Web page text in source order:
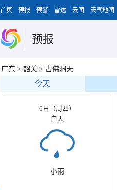
首页 预报 预警 雷达 云图 天气地图
预报
广东 > 韶关 > 古佛洞天
今天
6日（周四）
白天
小雨